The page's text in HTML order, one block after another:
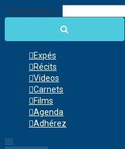
Chercher pour:
Expés
Récits
Videos
Carnets
Films
Agenda
Adhérez